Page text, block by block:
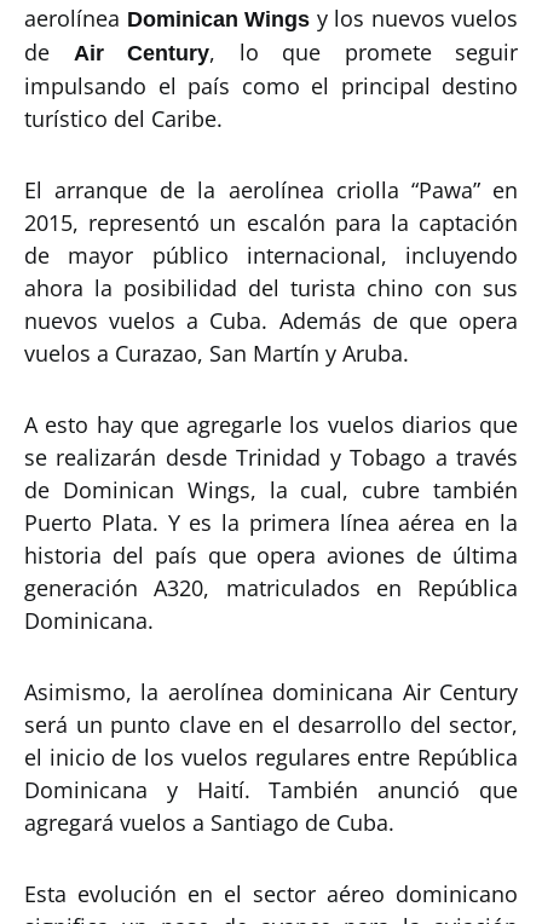
aerolínea Dominican Wings y los nuevos vuelos
de Air Century, lo que promete seguir
impulsando el país como el principal destino
turístico del Caribe.
El arranque de la aerolínea criolla “Pawa” en
2015, representó un escalón para la captación
de mayor público internacional, incluyendo
ahora la posibilidad del turista chino con sus
nuevos vuelos a Cuba. Además de que opera
vuelos a Curazao, San Martín y Aruba.
A esto hay que agregarle los vuelos diarios que
se realizarán desde Trinidad y Tobago a través
de Dominican Wings, la cual, cubre también
Puerto Plata. Y es la primera línea aérea en la
historia del país que opera aviones de última
generación A320, matriculados en República
Dominicana.
Asimismo, la aerolínea dominicana Air Century
será un punto clave en el desarrollo del sector,
el inicio de los vuelos regulares entre República
Dominicana y Haití. También anunció que
agregará vuelos a Santiago de Cuba.
Esta evolución en el sector aéreo dominicano